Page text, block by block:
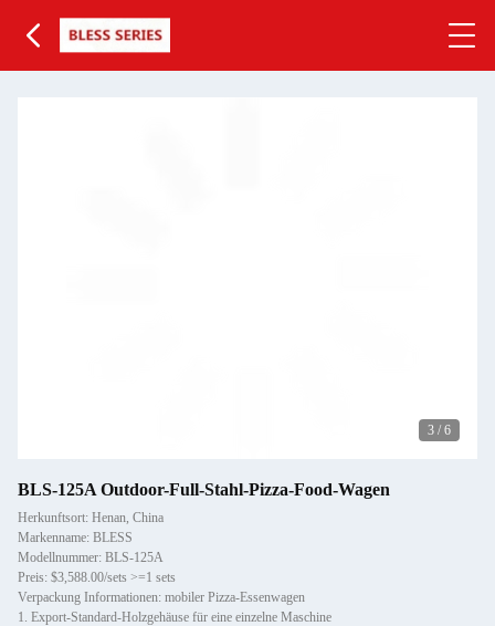
3 / 6
BLS-125A Outdoor-Full-Stahl-Pizza-Food-Wagen
Herkunftsort: Henan, China
Markenname: BLESS
Modellnummer: BLS-125A
Preis: $3,588.00/sets >=1 sets
Verpackung Informationen: mobiler Pizza-Essenwagen
1. Export-Standard-Holzgehäuse für eine einzelne Maschine